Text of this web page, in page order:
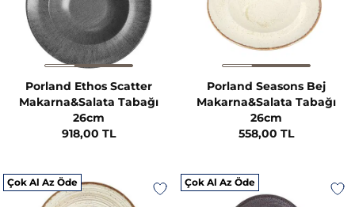
Porland Ethos Scatter
Makarna&Salata Tabağı
26cm
918,00 TL
Porland Seasons Bej
Makarna&Salata Tabağı
26cm
558,00 TL
Çok Al Az Öde Çok Al Az Öde